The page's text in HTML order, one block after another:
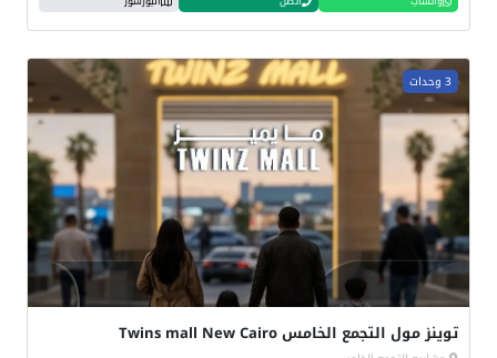
3 وحدات
توينز مول التجمع الخامس Twins mall New Cairo